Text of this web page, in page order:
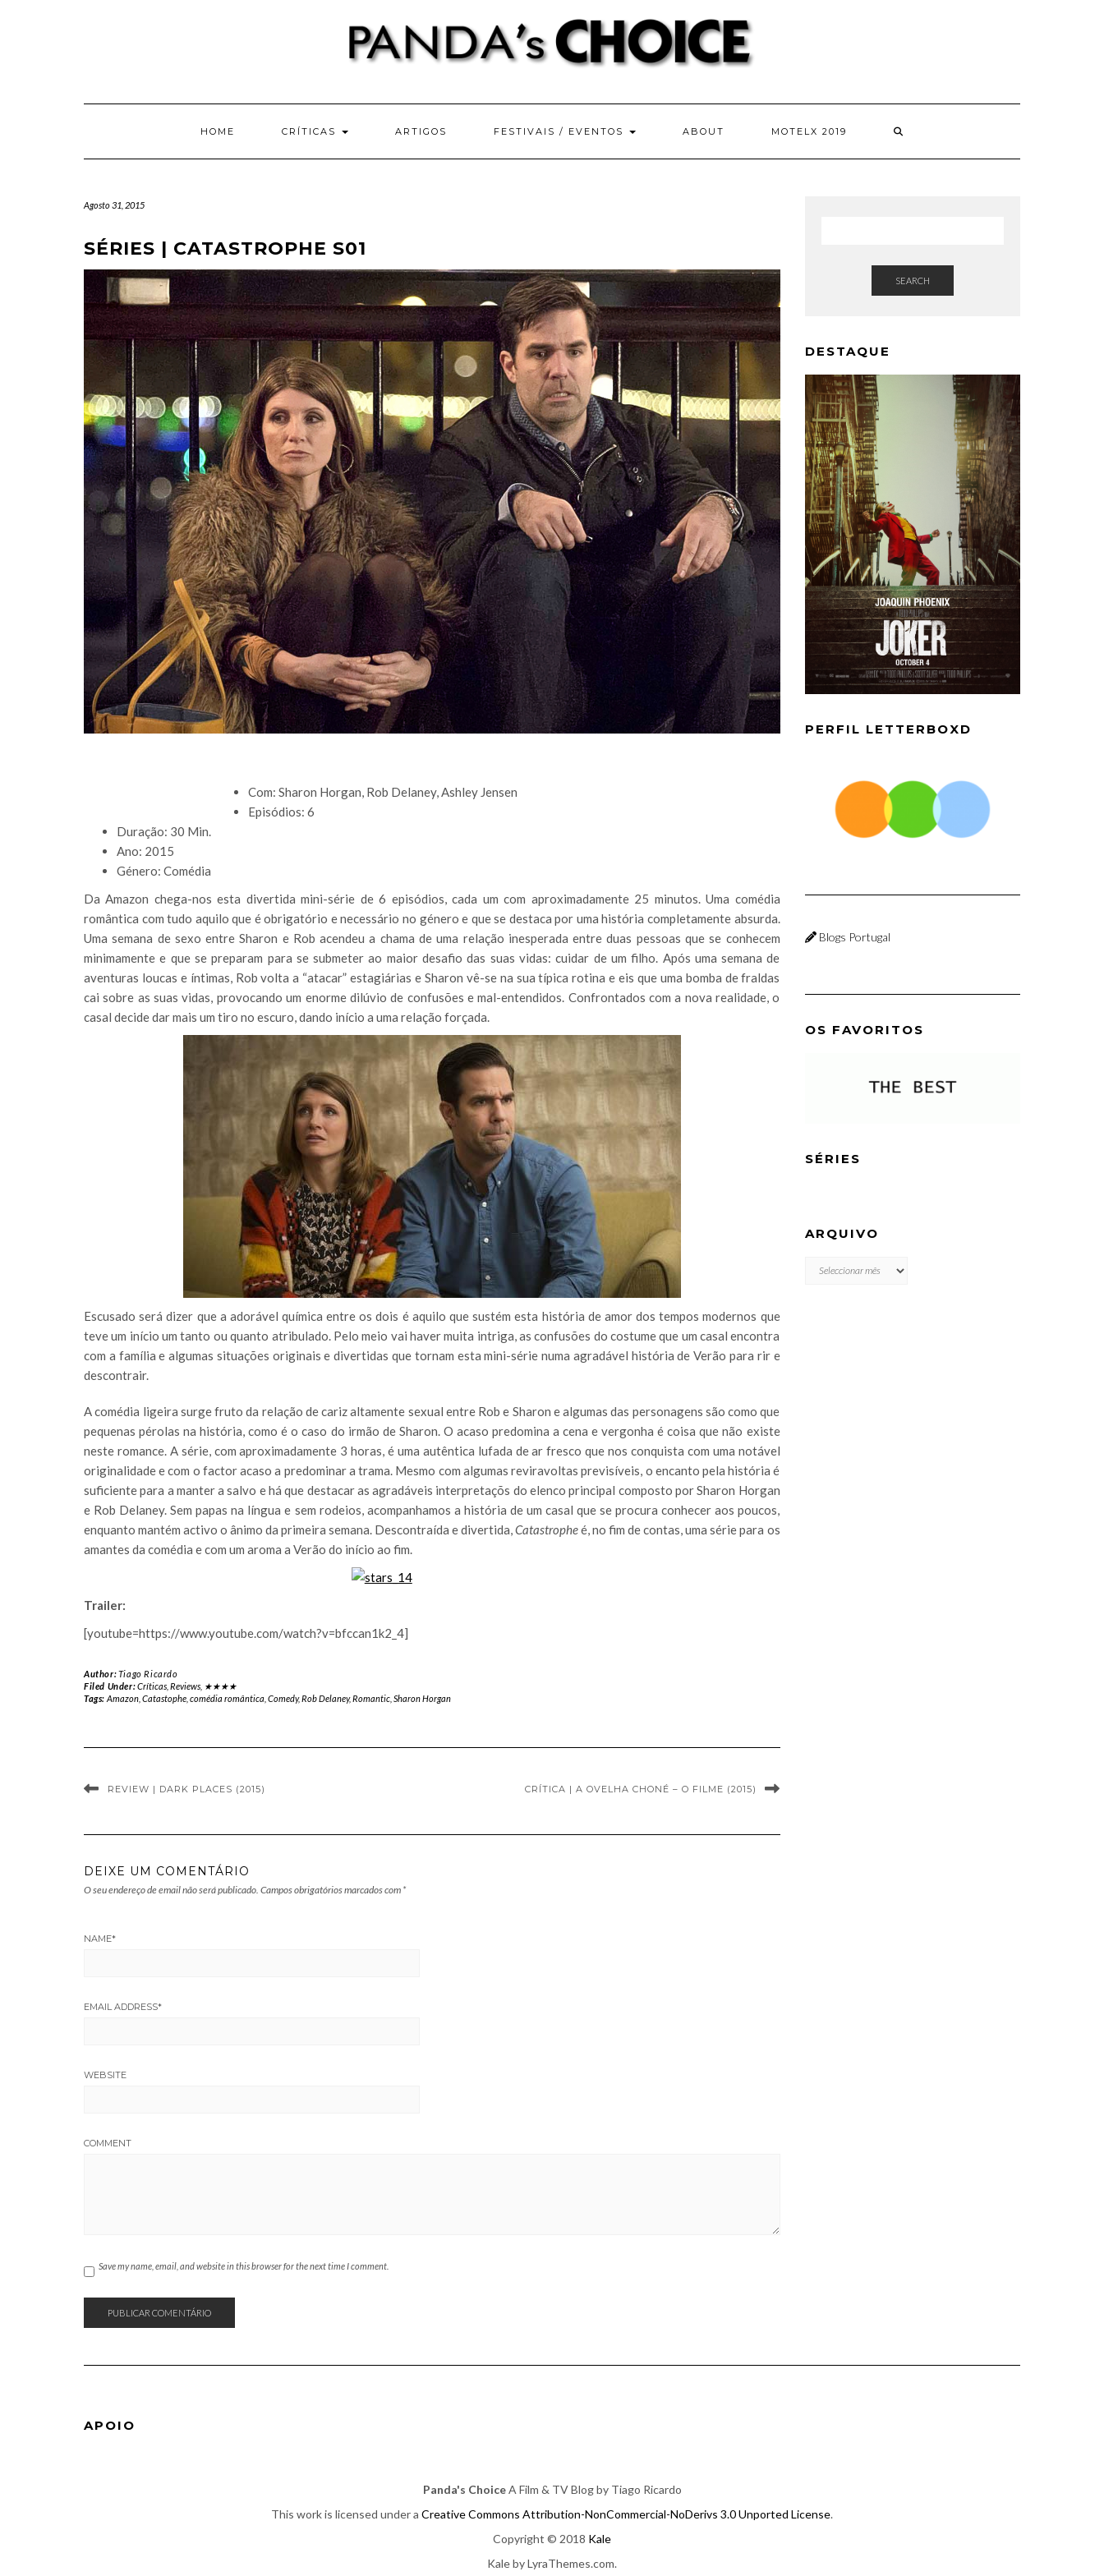
HOME CRÍTICAS ARTIGOS FESTIVAIS / EVENTOS ABOUT MOTELX 2019
Agosto 31, 2015
SÉRIES | CATASTROPHE S01
Com: Sharon Horgan, Rob Delaney, Ashley Jensen
Episódios: 6
Duração: 30 Min.
Ano: 2015
Género: Comédia
Da Amazon chega-nos esta divertida mini-série de 6 episódios, cada um com aproximadamente 25 minutos. Uma comédia
romântica com tudo aquilo que é obrigatório e necessário no género e que se destaca por uma história completamente absurda.
Uma semana de sexo entre Sharon e Rob acendeu a chama de uma relação inesperada entre duas pessoas que se conhecem
minimamente e que se preparam para se submeter ao maior desafio das suas vidas: cuidar de um filho. Após uma semana de
aventuras loucas e íntimas, Rob volta a “atacar” estagiárias e Sharon vê-se na sua típica rotina e eis que uma bomba de fraldas
cai sobre as suas vidas, provocando um enorme dilúvio de confusões e mal-entendidos. Confrontados com a nova realidade, o
casal decide dar mais um tiro no escuro, dando início a uma relação forçada.
Escusado será dizer que a adorável química entre os dois é aquilo que sustém esta história de amor dos tempos modernos que
teve um início um tanto ou quanto atribulado. Pelo meio vai haver muita intriga, as confusões do costume que um casal encontra
com a família e algumas situações originais e divertidas que tornam esta mini-série numa agradável história de Verão para rir e
descontrair.
A comédia ligeira surge fruto da relação de cariz altamente sexual entre Rob e Sharon e algumas das personagens são como que
pequenas pérolas na história, como é o caso do irmão de Sharon. O acaso predomina a cena e vergonha é coisa que não existe
neste romance. A série, com aproximadamente 3 horas, é uma autêntica lufada de ar fresco que nos conquista com uma notável
originalidade e com o factor acaso a predominar a trama. Mesmo com algumas reviravoltas previsíveis, o encanto pela história é
suficiente para a manter a salvo e há que destacar as agradáveis interpretaçõs do elenco principal composto por Sharon Horgan
e Rob Delaney. Sem papas na língua e sem rodeios, acompanhamos a história de um casal que se procura conhecer aos poucos,
enquanto mantém activo o ânimo da primeira semana. Descontraída e divertida,Catastropheé, no fim de contas, uma série para os
amantes da comédia e com um aroma a Verão do início ao fim.
Trailer:
[youtube=https://www.youtube.com/watch?v=bfccan1k2_4]
Author:Tiago Ricardo
Filed Under:Críticas, Reviews, ★★★★
Tags: Amazon, Catastophe, comédia romântica Comedy,Rob Delaney,Romantic, Sharon Horgan
REVIEW | DARK PLACES (2015) CRÍTICA | A OVELHA CHONÉ – O FILME (2015)
DEIXE UM COMENTÁRIO
O seu endereço de email não será publicado. Campos obrigatórios marcados com *
NAME*
EMAIL ADDRESS*
WEBSITE
COMMENT
Save my name, email, and website in this browser for the next time I comment.
SEARCH
DESTAQUE
PERFIL LETTERBOXD
Blogs Portugal
OS FAVORITOS
SÉRIES
ARQUIVO
ARQUIVO
APOIO
Panda's ChoiceA Film & TV Blog by Tiago Ricardo
This work is licensed under a Creative Commons Attribution-NonCommercial-NoDerivs 3.0 Unported License.
Copyright © 2018 Kale
Kaleby LyraThemes.com.